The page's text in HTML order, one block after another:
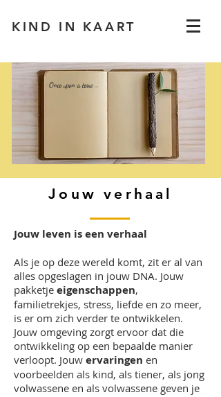
KIND IN KAART
Once upon a time ...
Jouw verhaal
Jouw leven is een verhaal
Als je op deze wereld komt, zit er al van
alles opgeslagen in jouw DNA. Jouw
pakketje eigenschappen,
familietrekjes, stress, liefde en zo meer,
is er om zich verder te ontwikkelen.
Jouw omgeving zorgt ervoor dat die
ontwikkeling op een bepaalde manier
verloopt. Jouw ervaringen en
voorbeelden als kind, als tiener, als jong
volwassene en als volwassene geven je